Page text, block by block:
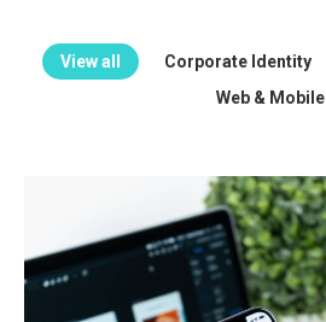
View all Corporate Identity
Web & Mobile